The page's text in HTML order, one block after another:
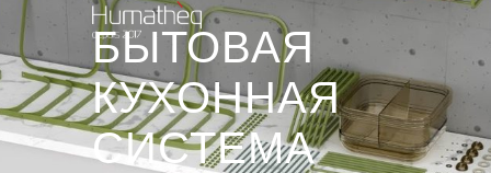
БЫТОВАЯ
КУХОННАЯ
СИСТЕМА